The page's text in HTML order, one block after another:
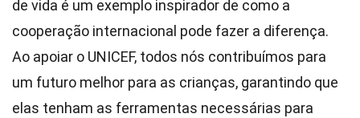
de vida é um exemplo inspirador de como a
cooperação internacional pode fazer a diferença.
Ao apoiar o UNICEF, todos nós contribuímos para
um futuro melhor para as crianças, garantindo que
elas tenham as ferramentas necessárias para